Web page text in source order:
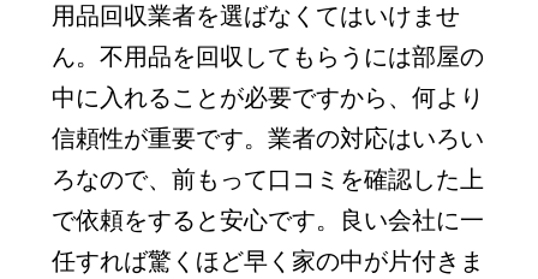
用品回収業者を選ばなくてはいけませ
ん。不用品を回収してもらうには部屋の
中に入れることが必要ですから、何より
信頼性が重要です。業者の対応はいろい
ろなので、前もって口コミを確認した上
で依頼をすると安心です。良い会社に一
任すれば驚くほど早く家の中が片付きま